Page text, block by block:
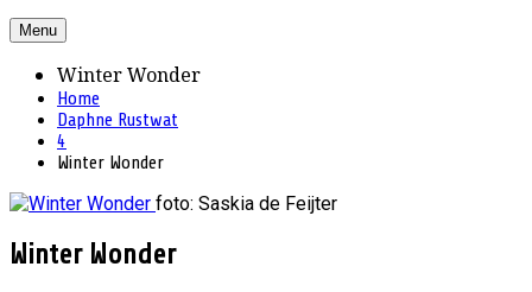
Menu
Winter Wonder
Home
Daphne Rustwat
4
Winter Wonder
foto: Saskia de Feijter
Winter Wonder